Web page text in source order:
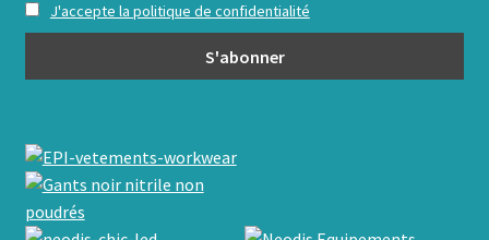
J'accepte la politique de confidentialité